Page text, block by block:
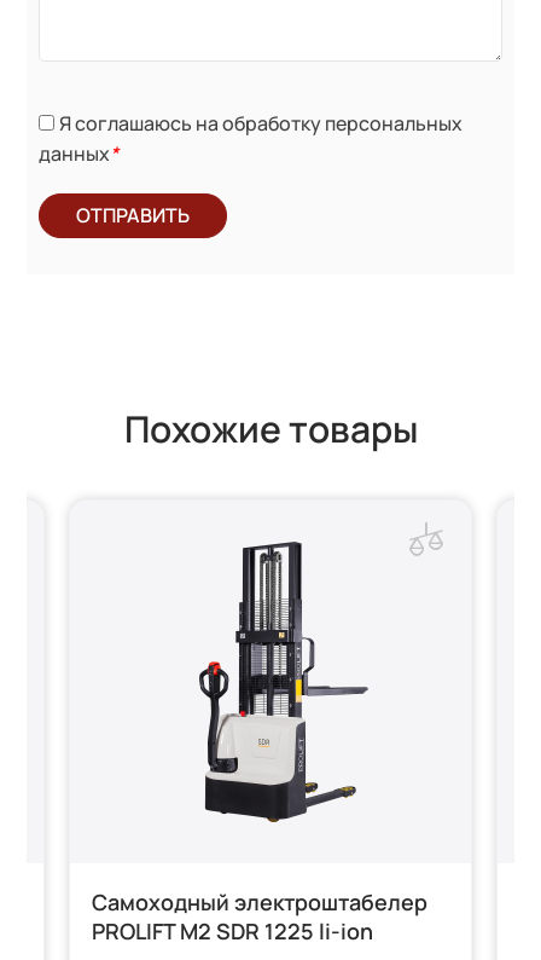
Я соглашаюсь на обработку персональных
данных*
ОТПРАВИТЬ
Похожие товары
Самоходный электроштабелер
PROLIFT M2 SDR 1225 li-ion